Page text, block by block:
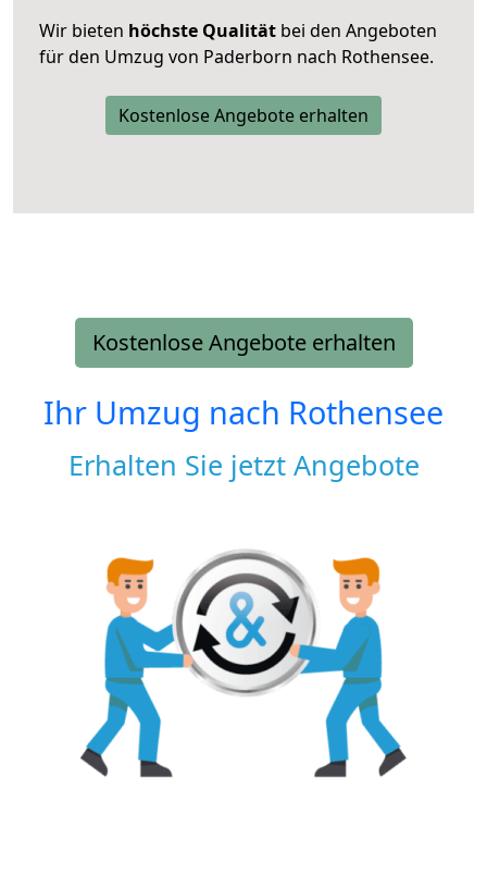
Wir bieten höchste Qualität bei den Angeboten
für den Umzug von Paderborn nach Rothensee.
Kostenlose Angebote erhalten
Kostenlose Angebote erhalten
Ihr Umzug nach Rothensee
Erhalten Sie jetzt Angebote